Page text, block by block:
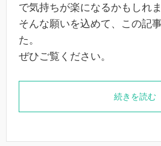
で気持ちが楽になるかもしれま
そんな願いを込めて、この記
た。
ぜひご覧ください。
続きを読む